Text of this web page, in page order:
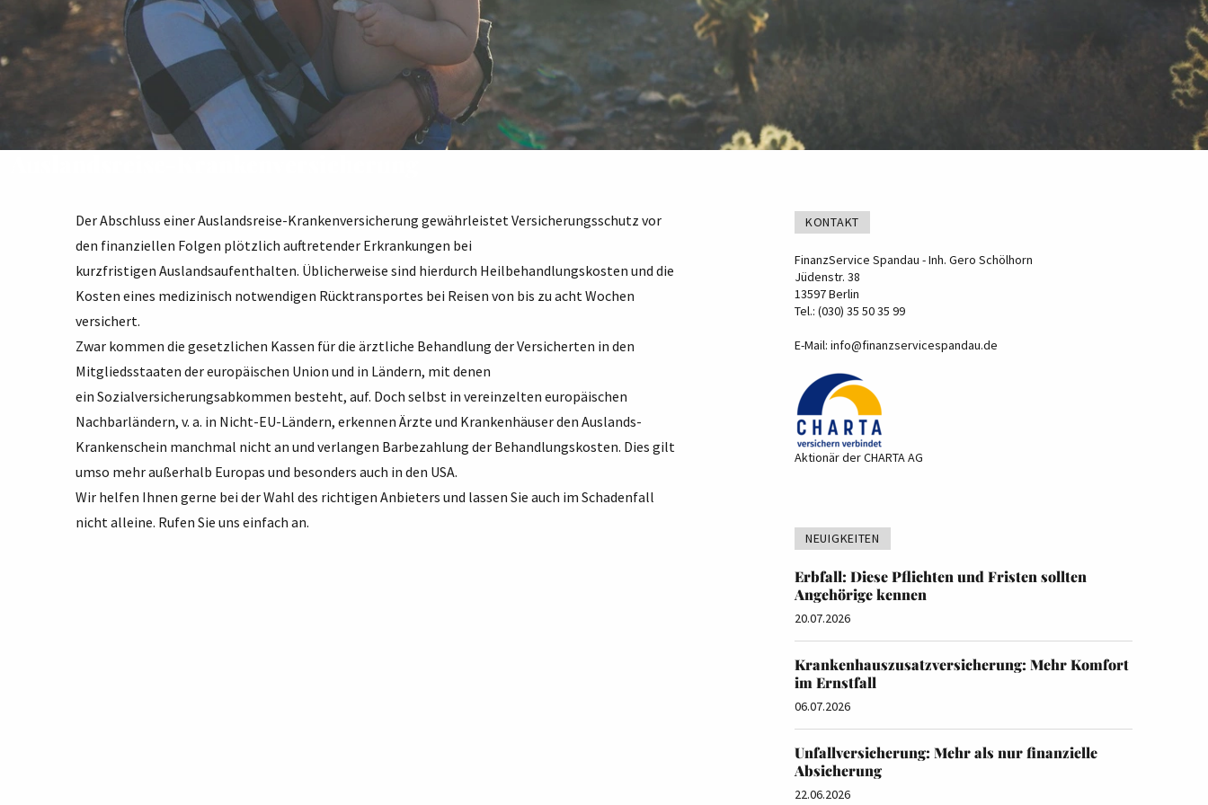
Der Abschluss einer Auslandsreise-Krankenversicherung gewährleistet Versicherungsschutz vor
den finanziellen Folgen plötzlich auftretender Erkrankungen bei
kurzfristigen Auslandsaufenthalten. Üblicherweise sind hierdurch Heilbehandlungskosten und die
Kosten eines medizinisch notwendigen Rücktransportes bei Reisen von bis zu acht Wochen
versichert.
Zwar kommen die gesetzlichen Kassen für die ärztliche Behandlung der Versicherten in den
Mitgliedsstaaten der europäischen Union und in Ländern, mit denen
ein Sozialversicherungsabkommen besteht, auf. Doch selbst in vereinzelten europäischen
Nachbarländern, v. a. in Nicht-EU-Ländern, erkennen Ärzte und Krankenhäuser den Auslands-
Krankenschein manchmal nicht an und verlangen Barbezahlung der Behandlungskosten. Dies gilt
umso mehr außerhalb Europas und besonders auch in den USA.
Wir helfen Ihnen gerne bei der Wahl des richtigen Anbieters und lassen Sie auch im Schadenfall
nicht alleine. Rufen Sie uns einfach an.
KONTAKT
FinanzService Spandau - Inh. Gero Schölhorn
Jüdenstr. 38
13597 Berlin
Tel.: (030) 35 50 35 99
E-Mail: info@finanzservicespandau.de
Aktionär der CHARTA AG
NEUIGKEITEN
Erbfall: Diese Pflichten und Fristen sollten
Angehörige kennen
20.07.2026
Krankenhauszusatzversicherung: Mehr Komfort
im Ernstfall
06.07.2026
Unfallversicherung: Mehr als nur finanzielle
Absicherung
22.06.2026